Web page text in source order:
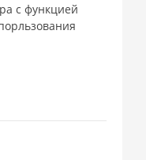
с функцией